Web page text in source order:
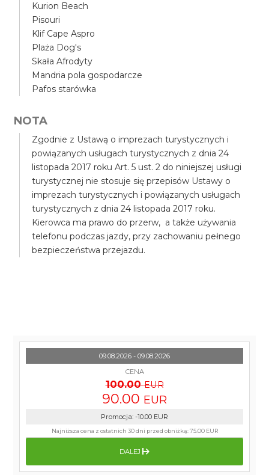
Kurion Beach
Pisouri
Klif Cape Aspro
Plaża Dog's
Skała Afrodyty
Mandria pola gospodarcze
Pafos starówka
NOTA
Zgodnie z Ustawą o imprezach turystycznych i
powiązanych usługach turystycznych z dnia 24
listopada 2017 roku Art. 5 ust. 2 do niniejszej usługi
turystycznej nie stosuje się przepisów Ustawy o
imprezach turystycznych i powiązanych usługach
turystycznych z dnia 24 listopada 2017 roku.
Kierowca ma prawo do przerw, a także używania
telefonu podczas jazdy, przy zachowaniu pełnego
bezpieczeństwa przejazdu.
09.08.2026 - 09.08.2026
CENA
100.00 EUR
90.00 EUR
Promocja: -10.00 EUR
Najniższa cena z ostatnich 30 dni przed obniżką:75.00 EUR
DALEJ